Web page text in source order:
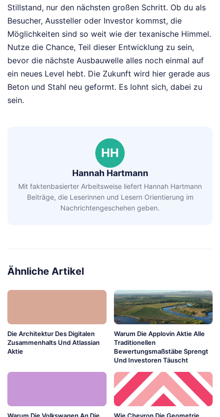
Stillstand, nur den nächsten großen Schritt. Ob du als
Besucher, Aussteller oder Investor kommst, die
Möglichkeiten sind so weit wie der texanische Himmel.
Nutze die Chance, Teil dieser Entwicklung zu sein,
bevor die nächste Ausbauwelle alles noch einmal auf
ein neues Level hebt. Die Zukunft wird hier gerade aus
Beton und Stahl neu geformt. Es lohnt sich, dabei zu
sein.
HH
Hannah Hartmann
Mit faktenbasierter Arbeitsweise liefert Hannah Hartmann
Beiträge, die Leserinnen und Lesern Orientierung im
Nachrichtengeschehen geben.
Ähnliche Artikel
Die Architektur Des Digitalen
Zusammenhalts Und Atlassian
Aktie
Warum Die Applovin Aktie Alle
Traditionellen
Bewertungsmaßstäbe Sprengt
Und Investoren Täuscht
Warum Die Volkswagen Ag Die Wie Chevron Die Geometrie